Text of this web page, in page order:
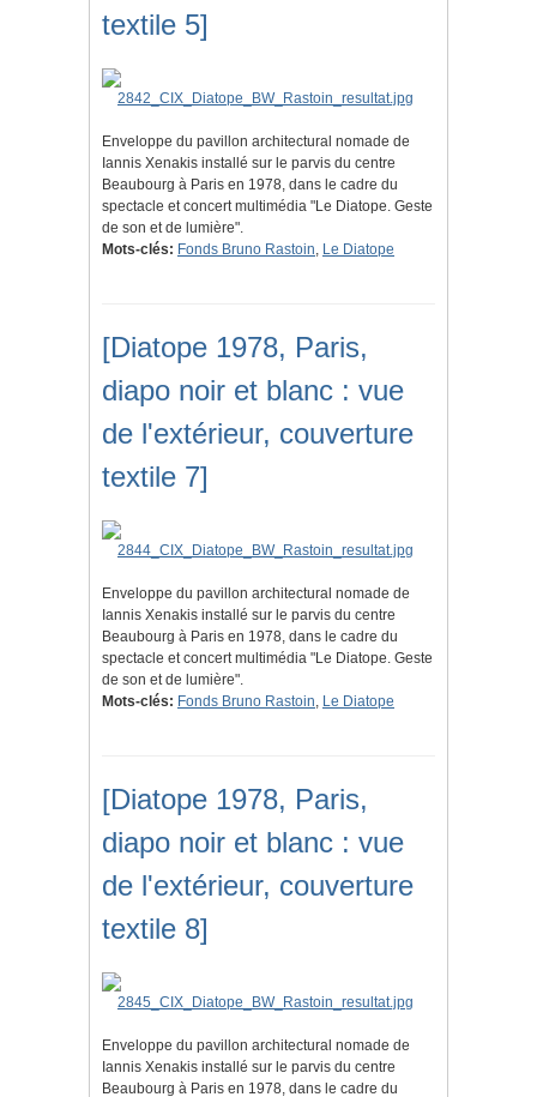
textile 5]
Enveloppe du pavillon architectural nomade de
Iannis Xenakis installé sur le parvis du centre
Beaubourg à Paris en 1978, dans le cadre du
spectacle et concert multimédia "Le Diatope. Geste
de son et de lumière".
Mots-clés: Fonds Bruno Rastoin, Le Diatope
[Diatope 1978, Paris,
diapo noir et blanc : vue
de l'extérieur, couverture
textile 7]
Enveloppe du pavillon architectural nomade de
Iannis Xenakis installé sur le parvis du centre
Beaubourg à Paris en 1978, dans le cadre du
spectacle et concert multimédia "Le Diatope. Geste
de son et de lumière".
Mots-clés: Fonds Bruno Rastoin, Le Diatope
[Diatope 1978, Paris,
diapo noir et blanc : vue
de l'extérieur, couverture
textile 8]
Enveloppe du pavillon architectural nomade de
Iannis Xenakis installé sur le parvis du centre
Beaubourg à Paris en 1978, dans le cadre du